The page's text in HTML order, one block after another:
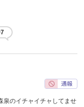
泉のイチャイチャしてませ